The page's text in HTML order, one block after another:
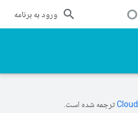
ورود به برنامه
ترجمه شده است.